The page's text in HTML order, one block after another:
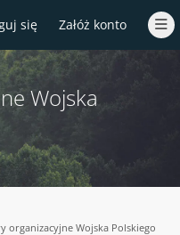
się Załóż konto
Wojska
organizacyjne Wojska Polskiego